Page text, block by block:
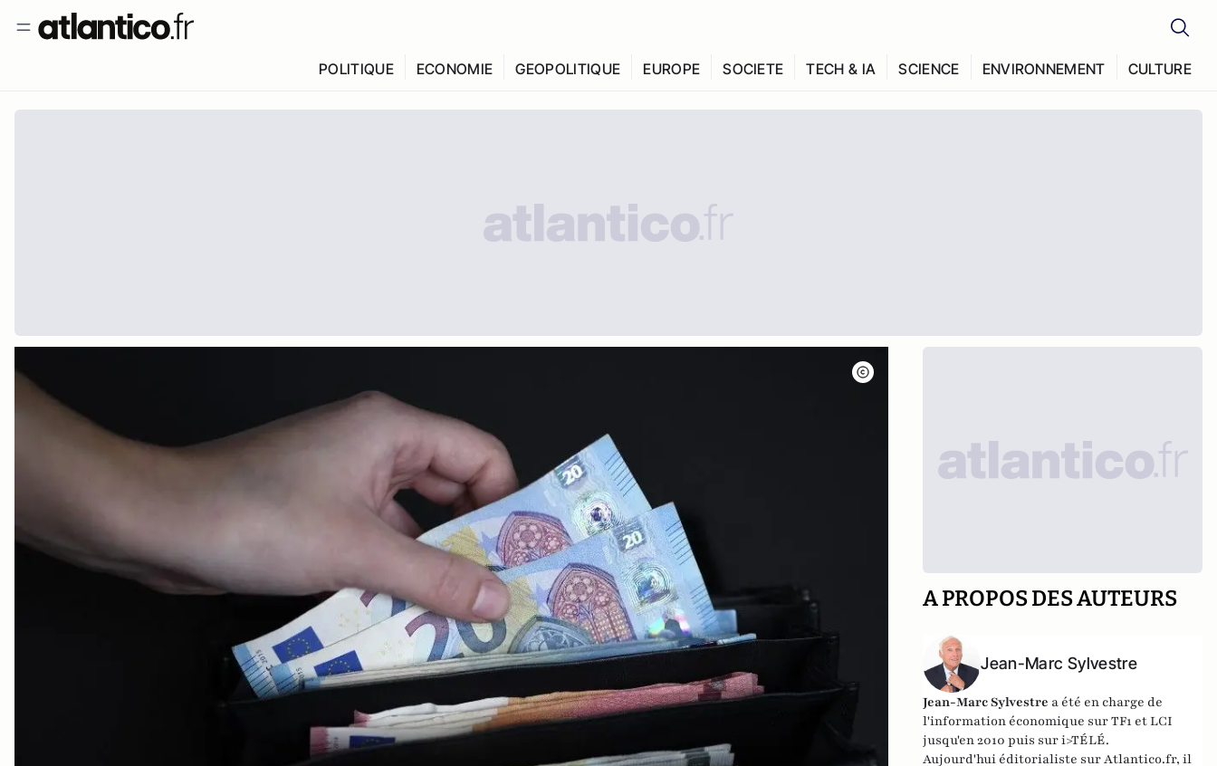
POLITIQUE ECONOMIE GEOPOLITIQUE EUROPE SOCIETE TECH & IA SCIENCE ENVIRONNEMENT CULTURE
A PROPOS DES AUTEURS
Jean-Marc Sylvestre
Jean-Marc Sylvestre a été en charge de
l'information économique sur TF1 et LCI
jusqu'en 2010 puis sur i>TÉLÉ.
Aujourd'hui éditorialiste sur Atlantico.fr, il